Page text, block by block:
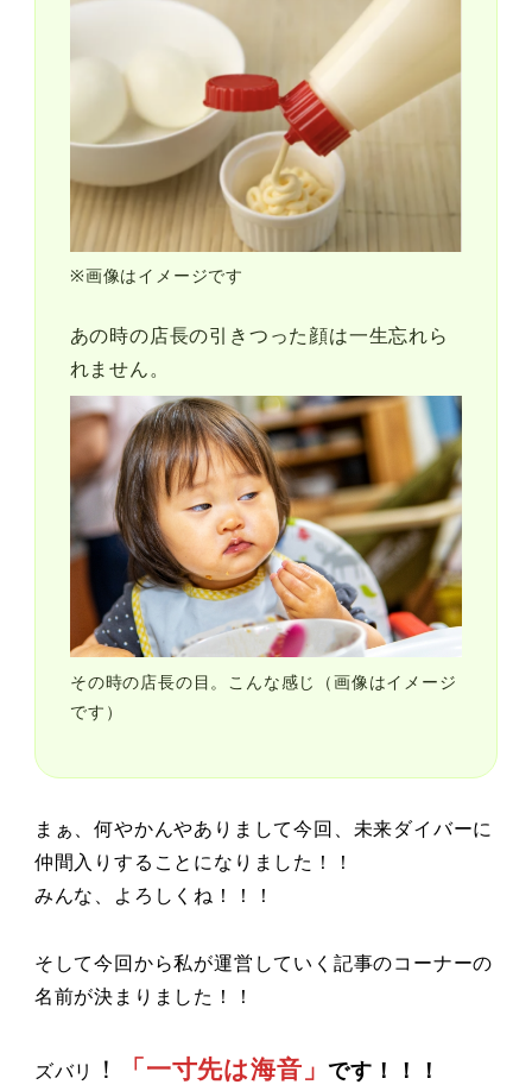
※画像はイメージです
あの時の店長の引きつった顔は一生忘れら
れません。
その時の店長の目。こんな感じ（画像はイメージ
です）
まぁ、何やかんやありまして今回、未来ダイバーに
仲間入りすることになりました！！
みんな、よろしくね！！！
そして今回から私が運営していく記事のコーナーの
名前が決まりました！！
ズバリ ！ 「一寸先は海音」 です！！！